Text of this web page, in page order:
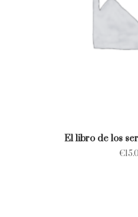
El libro de los
€